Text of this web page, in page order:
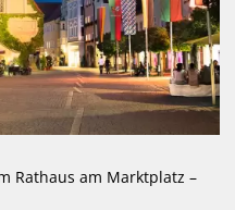
Rathaus am Marktplatz –